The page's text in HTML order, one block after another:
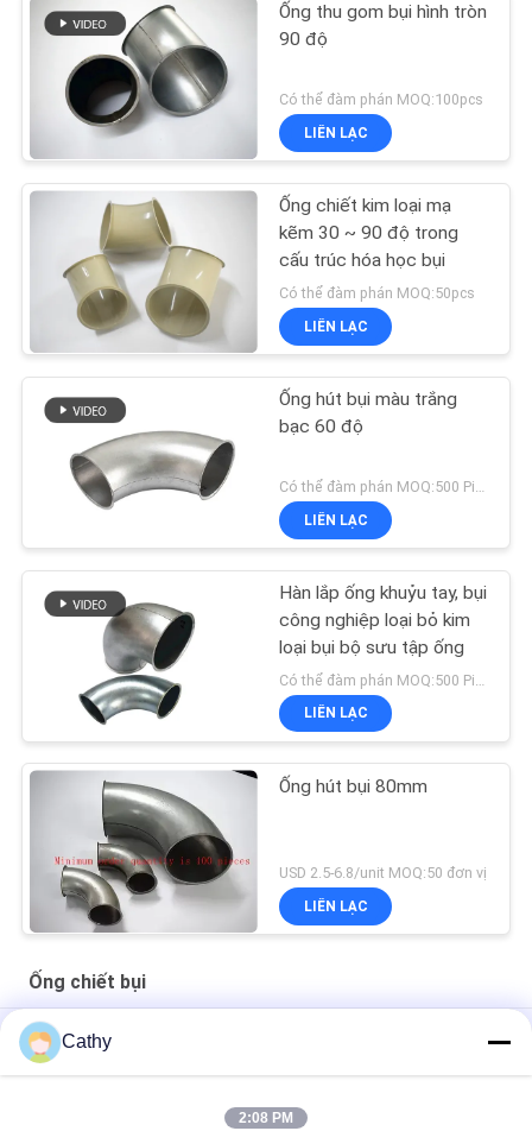
Ống thu gom bụi hình tròn
90 độ
Có thể đàm phán MOQ:100pcs
LIÊN LẠC
Ống chiết kim loại mạ
kẽm 30 ~ 90 độ trong
cấu trúc hóa học bụi
Có thể đàm phán MOQ:50pcs
LIÊN LẠC
Ống hút bụi màu trắng
bạc 60 độ
LIÊN LẠC
Hàn lắp ống khuỷu tay, bụi
công nghiệp loại bỏ kim
loại bụi bộ sưu tập ống
LIÊN LẠC
Ống hút bụi 80mm
USD 2.5-6.8/unit MOQ:50 đơn vị
LIÊN LẠC
Ống chiết bụi
Hệ thống thu bốc bụi ống dẫn - Máy liệu kẽm DX51D+Z275
Galvanized Round Cone Top Chimney Cap With Screen
Cathy
2:08 PM